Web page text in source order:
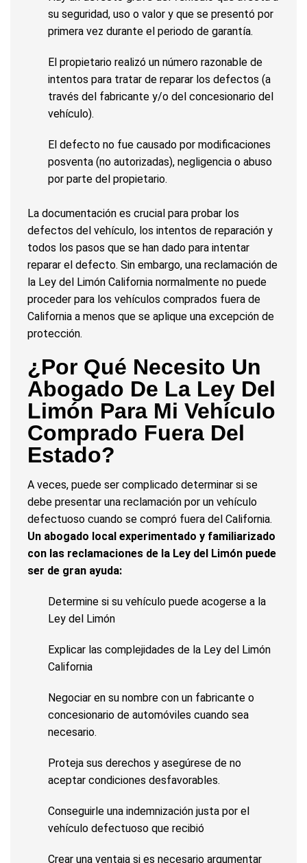
su seguridad, uso o valor y que se presentó por
primera vez durante el periodo de garantía.
El propietario realizó un número razonable de
intentos para tratar de reparar los defectos (a
través del fabricante y/o del concesionario del
vehículo).
El defecto no fue causado por modificaciones
posventa (no autorizadas), negligencia o abuso
por parte del propietario.
La documentación es crucial para probar los
defectos del vehículo, los intentos de reparación y
todos los pasos que se han dado para intentar
reparar el defecto. Sin embargo, una reclamación de
la Ley del Limón California normalmente no puede
proceder para los vehículos comprados fuera de
California a menos que se aplique una excepción de
protección.
¿Por Qué Necesito Un
Abogado De La Ley Del
Limón Para Mi Vehículo
Comprado Fuera Del
Estado?
A veces, puede ser complicado determinar si se
debe presentar una reclamación por un vehículo
defectuoso cuando se compró fuera del California.
Un abogado local experimentado y familiarizado
con las reclamaciones de la Ley del Limón puede
ser de gran ayuda:
Determine si su vehículo puede acogerse a la
Ley del Limón
Explicar las complejidades de la Ley del Limón
California
Negociar en su nombre con un fabricante o
concesionario de automóviles cuando sea
necesario.
Proteja sus derechos y asegúrese de no
aceptar condiciones desfavorables.
Conseguirle una indemnización justa por el
vehículo defectuoso que recibió
Crear una ventaja si es necesario argumentar